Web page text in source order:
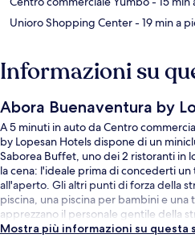
Unioro Shopping Center- 19 min a
Informazioni su
Abora Buenaventura by
A 5 minuti in auto da Centro
by Lopesan Hotels dispone di un
Saborea Buffet, uno dei 2 ristoranti in
la cena: l'ideale prima di concederti
all'aperto. Gli altri punti di forza della
piscina, una piscina per bambini e una
apprezzano il personale gentile della
Mostra più informazioni su questa